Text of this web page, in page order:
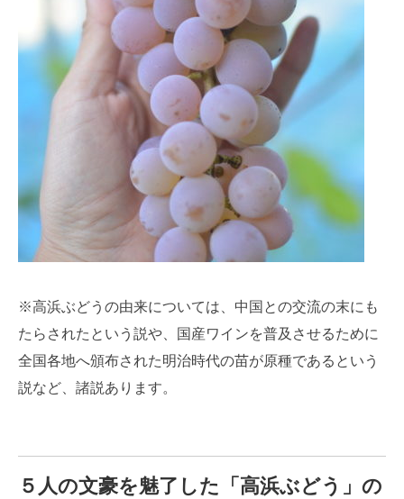
※高浜ぶどうの由来については、中国との交流の末にも
たらされたという説や、国産ワインを普及させるために
全国各地へ頒布された明治時代の苗が原種であるという
説など、諸説あります。
５人の文豪を魅了した
「高浜ぶどう」の